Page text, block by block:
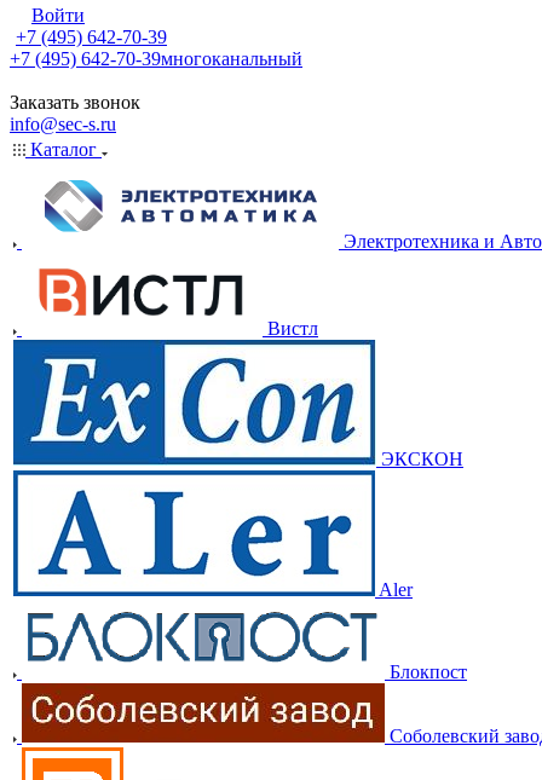
Войти
+7 (495) 642-70-39
+7 (495) 642-70-39многоканальный
Заказать звонок
info@sec-s.ru
Каталог
Электротехника и
Вистл
ЭКСКОН
Aler
Блокпост
Соболевский